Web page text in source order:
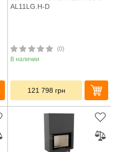
AL11LG.H-D
(0)
В наличии
121 798 грн